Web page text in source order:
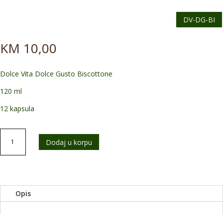
DV-DG-BI
KM 10,00
Dolce Vita Dolce Gusto Biscottone
120 ml
12 kapsula
Dolce
količina
Dodaj u korpu
Opis